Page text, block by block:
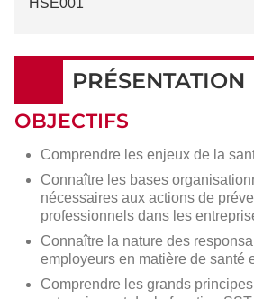
HSE001
PRÉSENTATION
OBJECTIFS
Comprendre les enjeux de la
Connaître les bases
nécessaires aux actions de
professionnels dans les
Connaître la nature des
employeurs en matière de santé
Comprendre les grands